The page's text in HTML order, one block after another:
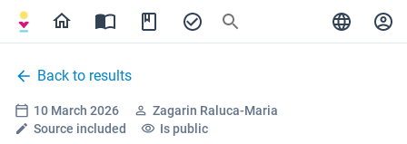
Back to results
10 March 2026
Zagarin Raluca-Maria
Source included
Is public